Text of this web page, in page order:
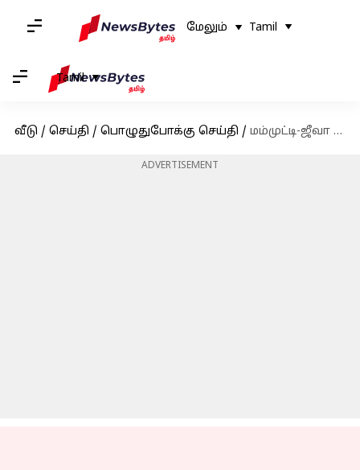
மேலும் Tamil
Tamil
வீடு / செய்தி / பொழுதுபோக்கு செய்தி / மம்முட்டி-ஜீவா நடிப்பில் வெளியானது 'யாத்ரா 2' டீஸர்
ADVERTISEMENT